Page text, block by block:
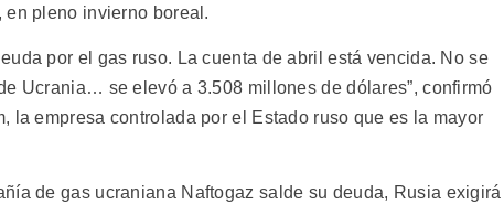
en pleno invierno boreal.
por el gas ruso. La cuenta de abril está vencida. No se
Ucrania… se elevó a 3.508 millones de dólares”, confirmó
la empresa controlada por el Estado ruso que es la mayor
de gas ucraniana Naftogaz salde su deuda, Rusia exigirá